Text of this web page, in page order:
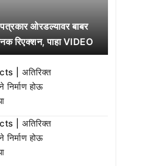
ओरडल्यावर बाबर
रिएक्शन, पाहा VIDEO
| अतिरिक्त
होऊ
| अतिरिक्त
होऊ